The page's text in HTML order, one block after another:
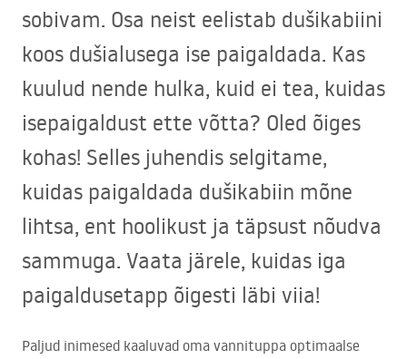
sobivam. Osa neist eelistab dušikabiini
koos dušialusega ise paigaldada. Kas
kuulud nende hulka, kuid ei tea, kuidas
isepaigaldust ette võtta? Oled õiges
kohas! Selles juhendis selgitame,
kuidas paigaldada dušikabiin mõne
lihtsa, ent hoolikust ja täpsust nõudva
sammuga. Vaata järele, kuidas iga
paigaldusetapp õigesti läbi viia!
Paljud inimesed kaaluvad oma vannituppa optimaalse